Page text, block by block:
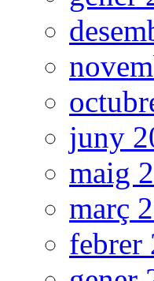
juny
maig
març
febrer